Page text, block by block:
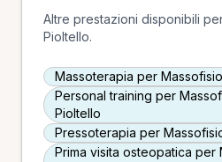
Altre prestazioni disponibili
Pioltello.
Massoterapia per
Personal training per
Pioltello
Pressoterapia per
Prima visita osteopatica per